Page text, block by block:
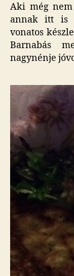
Aki még
annak itt is
vonatos
Barnabás
nagynénje